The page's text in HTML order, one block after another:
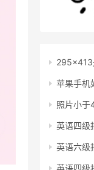
295x413
苹果手机
照片小于
英语四级
英语六级
英语四级